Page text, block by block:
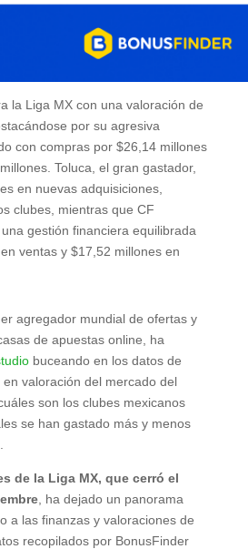
la Liga MX con una valoración de
por su agresiva
con compras por $26,14 millones
Toluca, el gran gastador,
en nuevas adquisiciones,
clubes, mientras que CF
gestión financiera equilibrada
ventas y $17,52 millones en
agregador mundial de ofertas y
de apuestas online, ha
buceando en los datos de
valoración del mercado del
son los clubes mexicanos
se han gastado más y menos
de la Liga MX, que cerró el
, ha dejado un panorama
a las finanzas y valoraciones de
recopilados por BonusFinder